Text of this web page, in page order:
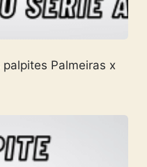
Palmeiras x